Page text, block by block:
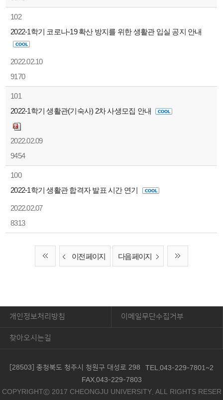
102
2022-1학기 코로나-19 확산 방지를 위한 생활관 입실 공지 안내
2022.02.10
9170
101
2022-1학기 생활관(기숙사) 2차 사생모집 안내
2022.02.09
9454
100
2022-1학기 생활관 합격자 발표 시간 연기
2022.02.07
8313
이전 페이지 다음 페이지
개인정보처리방침 이메일무단수집거부
찾아오시는길
[28503] 충청북도 청주시 청원구 대성로 298
TEL.043-229-7801~2
FAX.043-229-7803
COPYRIGHTⓒ 2017 CHEONGJU UNIVERSITY. ALL RIGHTS RESER